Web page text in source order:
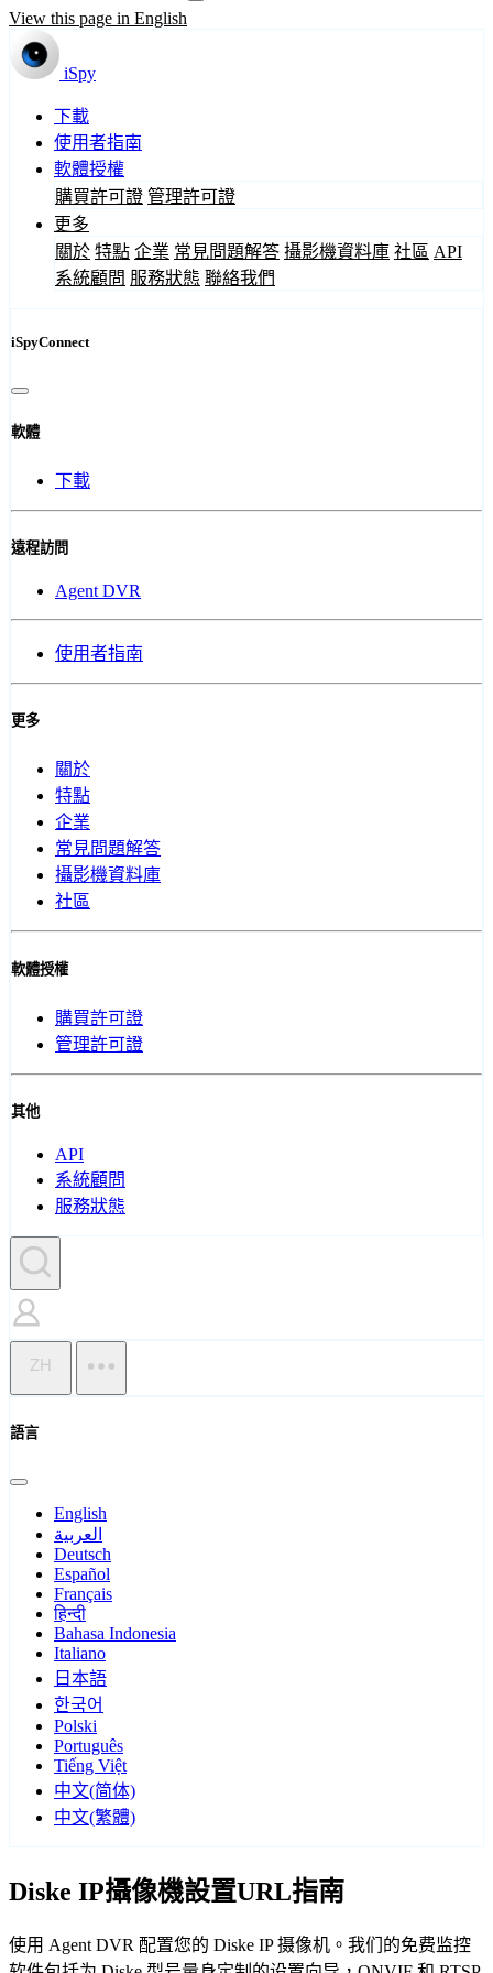
View this page in English
iSpy
下載
使用者指南
軟體授權
購買許可證 管理許可證
更多
關於 特點 企業 常見問題解答 攝影機資料庫 社區 API
系統顧問 服務狀態 聯絡我們
iSpyConnect
軟體
下載
遠程訪問
Agent DVR
使用者指南
更多
關於
特點
企業
常見問題解答
攝影機資料庫
社區
軟體授權
購買許可證
管理許可證
其他
API
系統顧問
服務狀態
ZH
語言
English
العربية
Deutsch
Español
Français
हिन्दी
Bahasa Indonesia
Italiano
日本語
한국어
Polski
Português
Tiếng Việt
中文(简体)
中文(繁體)
Diske IP攝像機設置URL指南
使用 Agent DVR 配置您的 Diske IP 摄像机。我们的免费监控